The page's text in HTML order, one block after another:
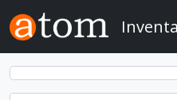
Skip to main content